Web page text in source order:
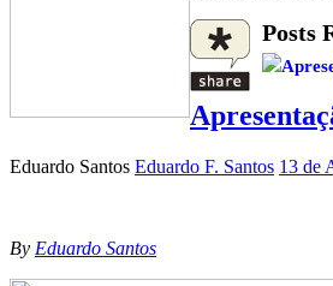
Posts
Eduardo Santos Eduardo F. Santos 13 de
By Eduardo Santos